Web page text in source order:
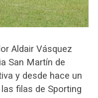
Aldair Vásquez
San Martín de
y desde hace un
filas de Sporting